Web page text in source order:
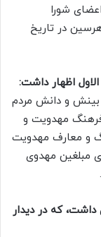
شورا
در تاریخ
اظهار داشت:
بینش و دانش مردم
مهدویت و
و معارف مهدویت
مبلغین مهدوی
که در دیدار